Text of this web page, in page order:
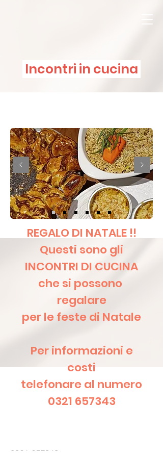
Incontri in cucina
REGALO DI NATALE !!
Questi sono gli
INCONTRI DI CUCINA
che si possono
regalare
per le feste di Natale
Per informazioni e
costi
telefonare al numero
0321 657343
0321 657343